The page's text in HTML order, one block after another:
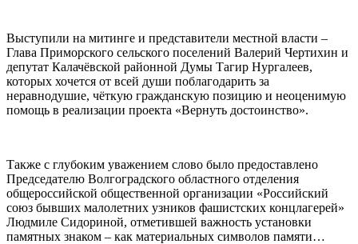
Выступили на митинге и представители местной власти –
Глава Приморского сельского поселений Валерий Чертихин и
депутат Калачёвской районной Думы Тагир Нургалеев,
которых хочется от всей души поблагодарить за
неравнодушие, чёткую гражданскую позицию и неоценимую
помощь в реализации проекта «Вернуть достоинство».
Также с глубоким уважением слово было предоставлено
Председателю Волгоградского областного отделения
общероссийской общественной организации «Российский
союз бывших малолетних узников фашистских концлагерей»
Людмиле Сидориной, отметившей важность установки
памятных знаком – как материальных символов памяти…